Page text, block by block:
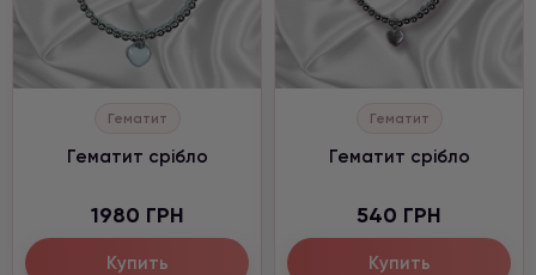
Гематит
Гематит срібло
1980 ГРН
Купить
Гематит
Гематит срібло
540 ГРН
Купить